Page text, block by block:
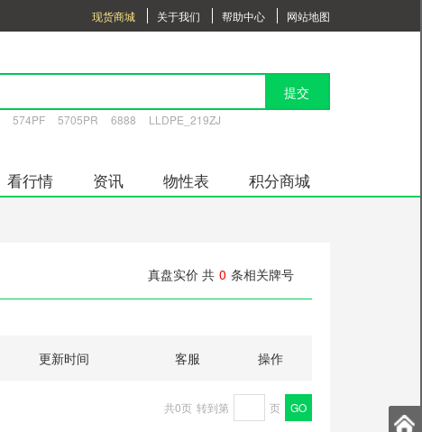
现货商城 关于我们 帮助中心 网站地图
提交
574PF 5705PR 6888 LLDPE_219ZJ
看行情 资讯 物性表 积分商城
真盘实价 共 0 条相关牌号
更新时间 客服 操作
共0页 转到第 页 GO